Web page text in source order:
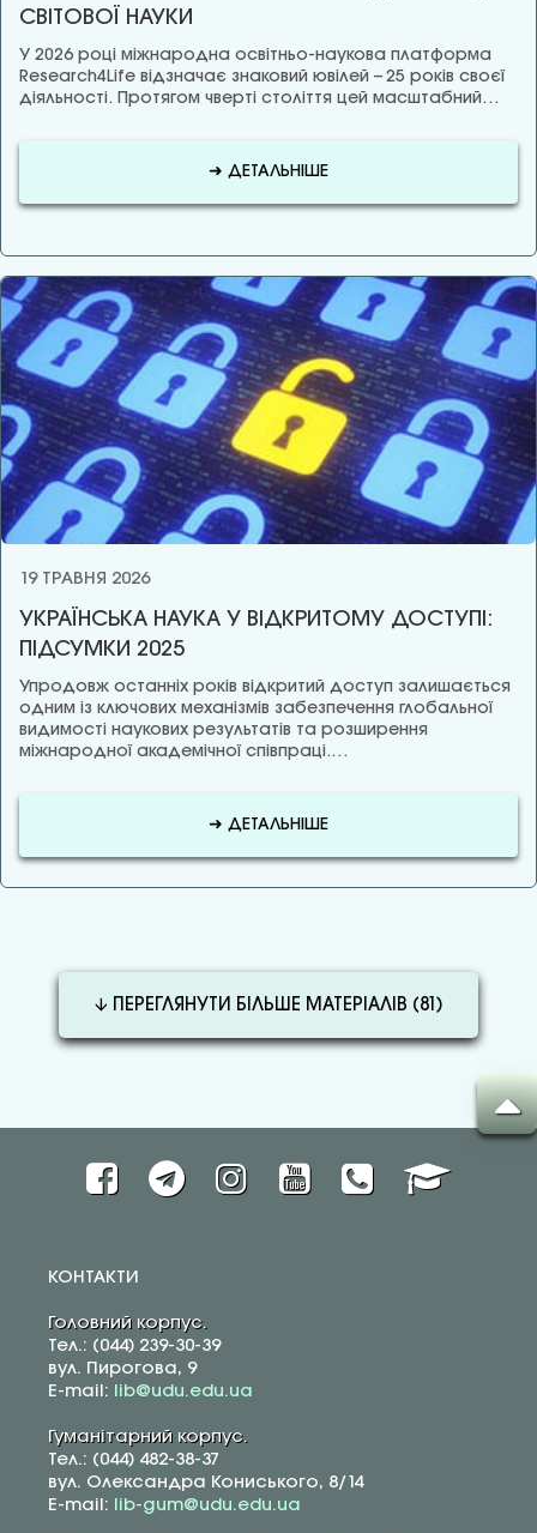
СВІТОВОЇ НАУКИ
У 2026 році міжнародна освітньо-наукова платформа
Research4Life відзначає знаковий ювілей – 25 років своєї
діяльності. Протягом чверті століття цей масштабний…
➜ ДЕТАЛЬНІШЕ
19 ТРАВНЯ 2026
УКРАЇНСЬКА НАУКА У ВІДКРИТОМУ ДОСТУПІ:
ПІДСУМКИ 2025
Упродовж останніх років відкритий доступ залишається
одним із ключових механізмів забезпечення глобальної
видимості наукових результатів та розширення
міжнародної академічної співпраці.…
➜ ДЕТАЛЬНІШЕ
🡫 ПЕРЕГЛЯНУТИ БІЛЬШЕ МАТЕРІАЛІВ (81 )
КОНТАКТИ
Головний корпус.
Тел.: (044) 239-30-39
вул. Пирогова, 9
E-mail:
lib@udu.edu.ua
Гуманітарний корпус.
Тел.: (044) 482-38-37
вул. Олександра Кониського, 8/14
E-mail:
lib-gum@udu.edu.ua